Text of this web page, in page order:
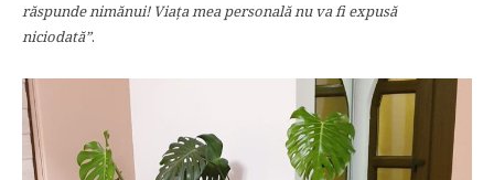
răspunde nimănui! Viața mea personală nu va fi expusă
niciodată”.